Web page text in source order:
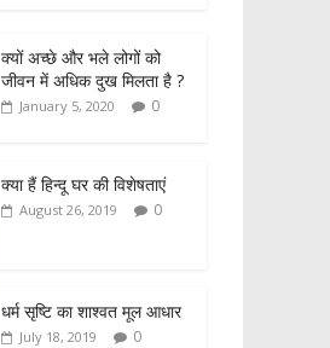
itt
er
ar
e
क्यों अच्छे और भले लोगों को
जीवन में अधिक दुख मिलता है ?
January 5, 2020 0
क्या हैं हिन्दू घर की विशेषताएं
August 26, 2019 0
धर्म सृष्टि का शाश्वत मूल आधार
July 18, 2019 0